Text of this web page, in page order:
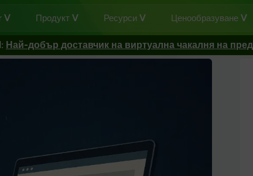
Продукт Ресурси Ценообразуване
Най-добър доставчик на виртуална чакалня на